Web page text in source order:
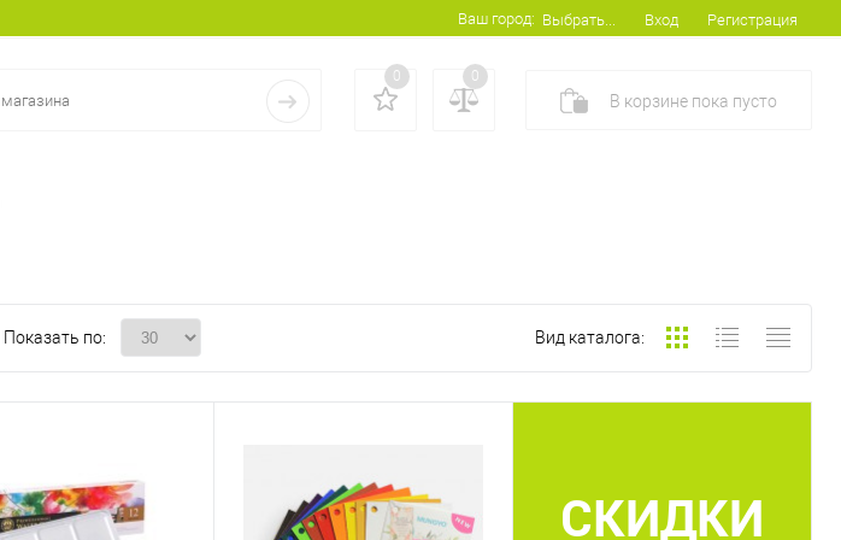
Ваш город: Выбрать... Вход Регистрация
0 0
В корзине пока пусто
Показать по: Вид каталога:
СКИДКИ